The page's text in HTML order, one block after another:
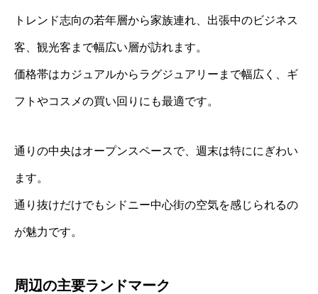
トレンド志向の若年層から家族連れ、出張中のビジネス
客、観光客まで幅広い層が訪れます。
価格帯はカジュアルからラグジュアリーまで幅広く、ギ
フトやコスメの買い回りにも最適です。
通りの中央はオープンスペースで、週末は特ににぎわい
ます。
通り抜けだけでもシドニー中心街の空気を感じられるの
が魅力です。
周辺の主要ランドマーク